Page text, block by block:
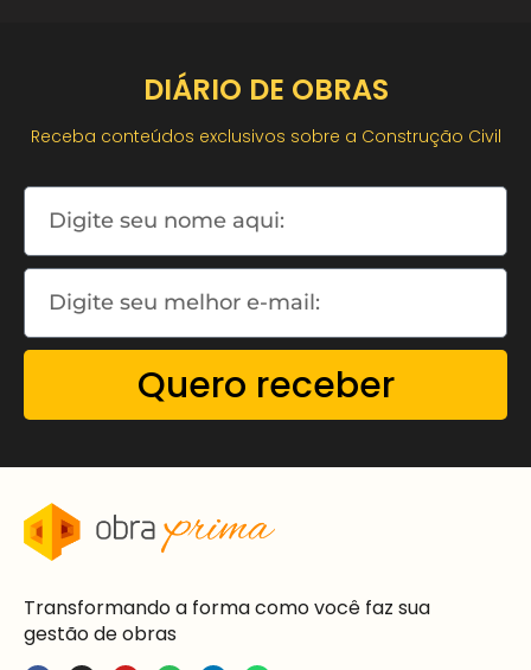
DIÁRIO DE OBRAS
Receba conteúdos exclusivos sobre a Construção Civil
Quero receber
Transformando a forma como você faz sua
gestão de obras